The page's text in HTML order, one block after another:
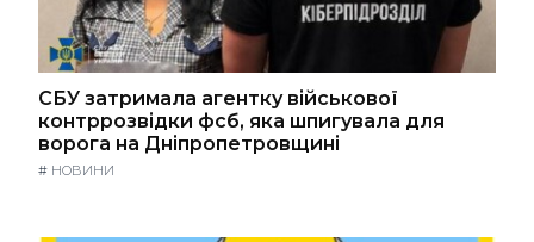
СБУ затримала агентку військової
контррозвідки фсб, яка шпигувала для
ворога на Дніпропетровщині
# НОВИНИ